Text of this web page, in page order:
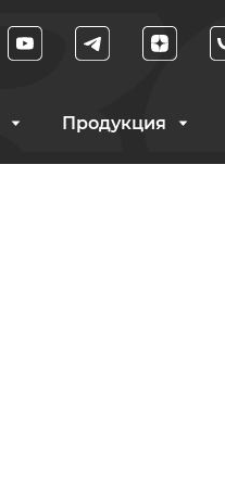
Продукция